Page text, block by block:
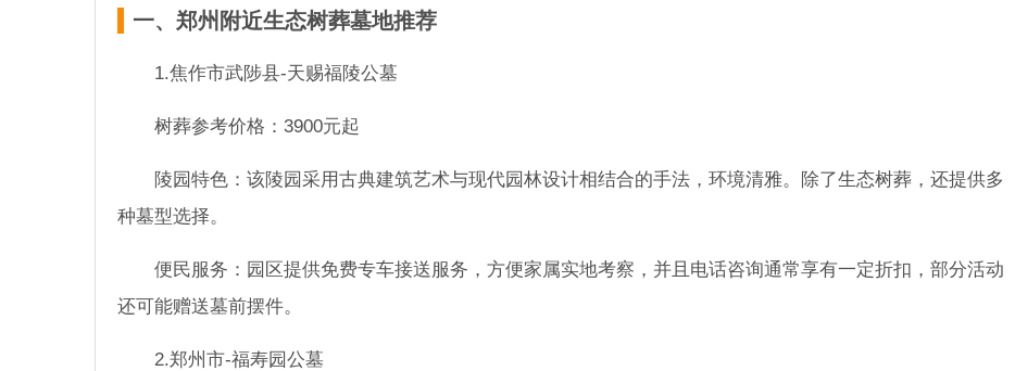
一、郑州附近生态树葬墓地推荐
1.焦作市武陟县-天赐福陵公墓
树葬参考价格：3900元起
陵园特色：该陵园采用古典建筑艺术与现代园林设计相结合的手法，环境清雅。除了生态树葬，还提供多
种墓型选择。
便民服务：园区提供免费专车接送服务，方便家属实地考察，并且电话咨询通常享有一定折扣，部分活动
还可能赠送墓前摆件。
2.郑州市-福寿园公墓